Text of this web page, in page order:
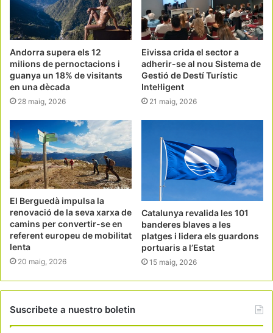
Andorra supera els 12
milions de pernoctacions i
guanya un 18% de visitants
en una dècada
28 maig, 2026
Eivissa crida el sector a
adherir-se al nou Sistema de
Gestió de Destí Turístic
Intel·ligent
21 maig, 2026
El Berguedà impulsa la
renovació de la seva xarxa de
camins per convertir-se en
referent europeu de mobilitat
lenta
20 maig, 2026
Catalunya revalida les 101
banderes blaves a les
platges i lidera els guardons
portuaris a l’Estat
15 maig, 2026
Suscribete a nuestro boletin